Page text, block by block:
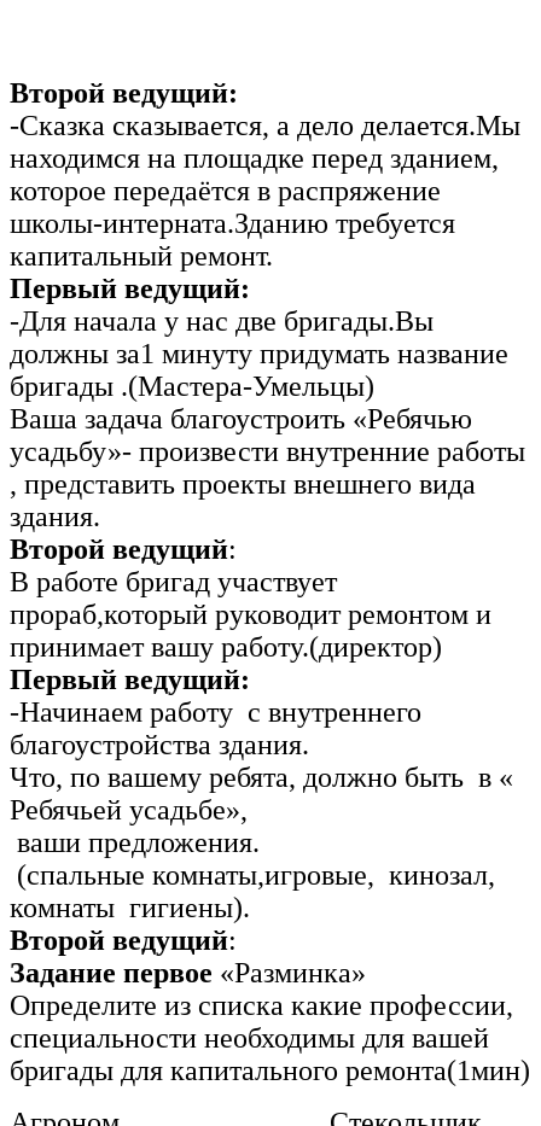
Второй ведущий:
-Сказка сказывается, а дело делается.Мы
находимся на площадке перед зданием,
которое передаётся в распряжение
школы-интерната.Зданию требуется
капитальный ремонт.
Первый ведущий:
-Для начала у нас две бригады.Вы
должны за1 минуту придумать название
бригады .(Мастера-Умельцы)
Ваша задача благоустроить «Ребячью
усадьбу»- произвести внутренние работы
, представить проекты внешнего вида
здания.
Второй ведущий:
В работе бригад участвует
прораб,который руководит ремонтом и
принимает вашу работу.(директор)
Первый ведущий:
-Начинаем работу с внутреннего
благоустройства здания.
Что, по вашему ребята, должно быть в «
Ребячьей усадьбе»,
ваши предложения.
(спальные комнаты,игровые, кинозал,
комнаты гигиены).
Второй ведущий:
Задание первое «Разминка»
Определите из списка какие профессии,
специальности необходимы для вашей
бригады для капитального ремонта(1мин)